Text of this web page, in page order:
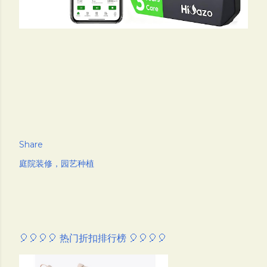
Share
庭院装修，园艺种植
🎈🎈🎈🎈 热门折扣排行榜 🎈🎈🎈🎈